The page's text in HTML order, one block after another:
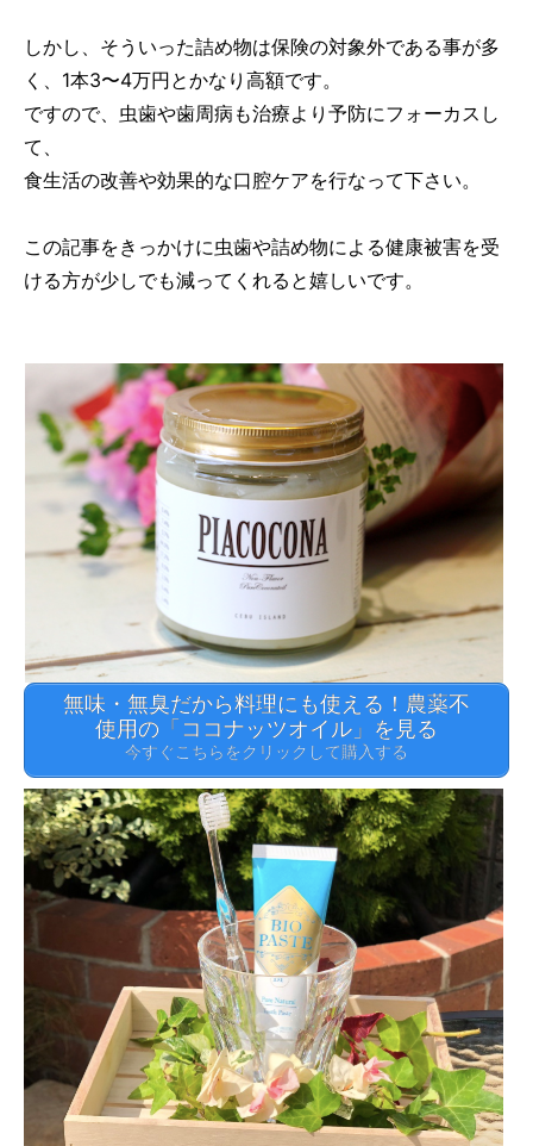
しかし、そういった詰め物は保険の対象外である事が多
く、1本3〜4万円とかなり高額です。
ですので、虫歯や歯周病も治療より予防にフォーカスし
て、
食生活の改善や効果的な口腔ケアを行なって下さい。
この記事をきっかけに虫歯や詰め物による健康被害を受
ける方が少しでも減ってくれると嬉しいです。
無味・無臭だから料理にも使える！農薬不
使用の「ココナッツオイル」を見る
今すぐこちらをクリックして購入する